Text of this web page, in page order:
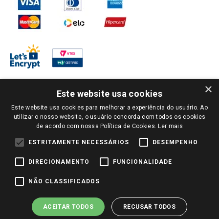
PARA VER OS PREÇOS DA SUA REGIÃO, FAÇA LOGIN E SELECIONE A LOJA DE
SUA PREFERÊNCIA. SOMENTE APÓS O LOGIN, OS PREÇOS DA SUA REGIÃO OU
LOJA SERÃO CARREGADOS.
TODOS OS PREÇOS E CONDIÇÕES COMERCIAIS DESTE SITE SÃO VÁLIDOS APENAS
PARA COMPRAS REALIZADAS NO GIASSI.COM.BR E NA LOJA SELECIONADA
PREÇOS PARA AS VENDAS ONLINE DIVULGADOS NO SITE PREVALECEM ANTE
COMUNICAÇÃO E SITES DE BUSCAS.
2022 COPYRIGHT - GIASSI SUPERMERCADOS. TODOS OS DIREITOS RESERVADOS.
×
Este website usa cookies
Este website usa cookies para melhorar a experiência do usuário. Ao
utilizar o nosso website, o usuário concorda com todos os cookies
de acordo com nossa Política de Cookies. Ler mais
ESTRITAMENTE NECESSÁRIOS DESEMPENHO
DIRECIONAMENTO FUNCIONALIDADE
NÃO CLASSIFICADOS
ACEITAR TODOS RECUSAR TODOS